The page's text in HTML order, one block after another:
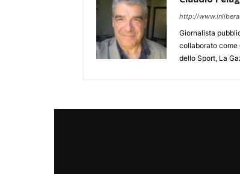
http://
Giornalista
collaborato come
dello Sport, La